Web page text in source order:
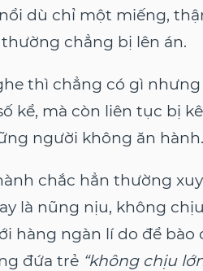
dù chỉ một miếng,
chẳng bị lên án.
thì chẳng có gì
kể, mà còn liên tục bị
người không ăn
chắc hẳn thường
là nũng nịu, không
hàng ngàn lí do để bào
đứa trẻ “không chịu